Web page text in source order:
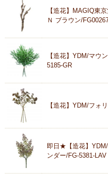
【造花】MAGIQ東
Ｎ ブラウン/
【造花】YDM/マウ
5185-GR
【造花】YDM/フォ
即日★【造花】
ンダー/FG-5381-LAV